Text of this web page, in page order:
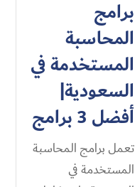
برامج
المحاسبة
المستخدمة في
السعودية|
أفضل 3 برامج
تعمل برامج المحاسبة
المستخدمة في